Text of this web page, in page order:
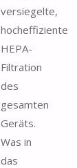
versiegelte,
hocheffiziente
HEPA-
Filtration
des
gesamten
Geräts.
Was in
das